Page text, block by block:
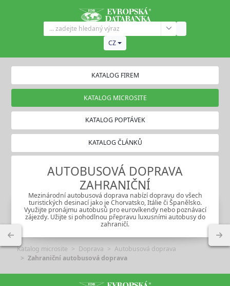
CZ
KATALOG FIREM
KATALOG MICROSITE
KATALOG POPTÁVEK
KATALOG ČLÁNKŮ
AUTOBUSOVÁ DOPRAVA
ZAHRANIČNÍ
Mezinárodní autobusová doprava nabízí dopravu do všech
turistických desinací jako je Chorvatsko, Itálie či Španělsko.
Využijte pronájmu autobusů pro eurovíkendy nebo poznávací
zájezdy. Užijte si pohodlnou přepravu luxusními autobusy do
zahraničí.
Katalog microsite Doprava
Autobusová doprava
Zahraniční autobusová doprava